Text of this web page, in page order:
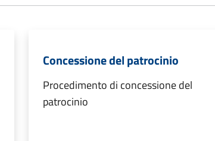
Concessione del patrocinio
Procedimento di concessione del
patrocinio